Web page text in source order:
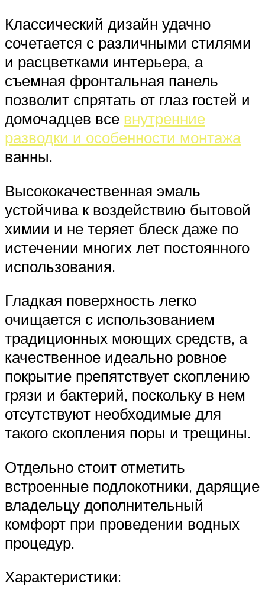
Классический дизайн удачно
сочетается с различными стилями
и расцветками интерьера, а
съемная фронтальная панель
позволит спрятать от глаз гостей и
домочадцев все внутренние
разводки и особенности монтажа
ванны.
Высококачественная эмаль
устойчива к воздействию бытовой
химии и не теряет блеск даже по
истечении многих лет постоянного
использования.
Гладкая поверхность легко
очищается с использованием
традиционных моющих средств, а
качественное идеально ровное
покрытие препятствует скоплению
грязи и бактерий, поскольку в нем
отсутствуют необходимые для
такого скопления поры и трещины.
Отдельно стоит отметить
встроенные подлокотники, дарящие
владельцу дополнительный
комфорт при проведении водных
процедур.
Характеристики: